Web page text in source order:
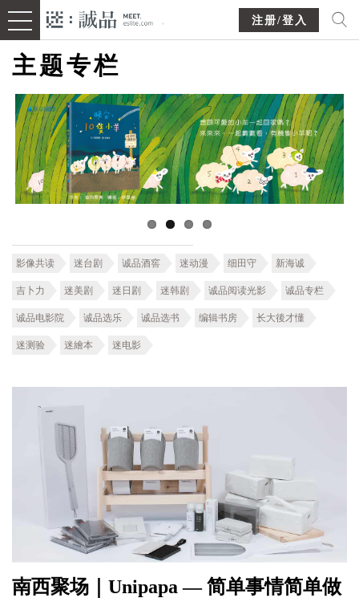
注册/登入
主题专栏
影像共读 迷台剧 诚品酒窖 迷动漫 细田守 新海诚
吉卜力 迷美剧 迷日剧 迷韩剧 诚品阅读光影 诚品专栏
诚品电影院 诚品选乐 诚品选书 编辑书房 长大後才懂
迷测验 迷繪本 迷电影
南西聚场｜Unipapa — 简单事情简单做